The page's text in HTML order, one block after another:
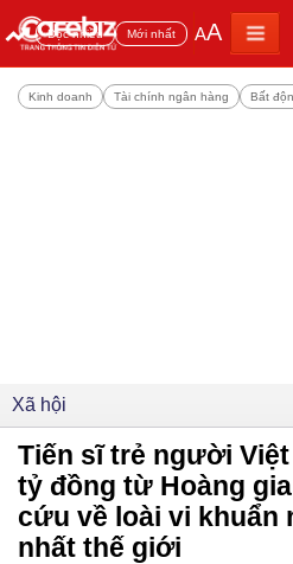
Đọc nhiều Mới nhất AA
Kinh doanh Tài chính ngân hàng Bất
Xã hội
Tiến sĩ trẻ người
tỷ đồng từ Hoàng
cứu về loài vi khuẩn
nhất thế giới